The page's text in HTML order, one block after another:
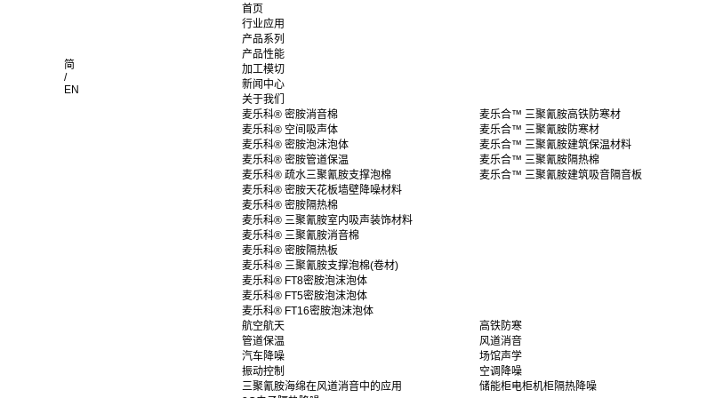
简
/
EN
首页
行业应用
产品系列
产品性能
加工模切
新闻中心
关于我们
麦乐科® 密胺消音棉
麦乐科® 空间吸声体
麦乐科® 密胺泡沫泡体
麦乐科® 密胺管道保温
麦乐科® 疏水三聚氰胺支撑泡棉
麦乐科® 密胺天花板墙壁降噪材料
麦乐科® 密胺隔热棉
麦乐科® 三聚氰胺室内吸声装饰材料
麦乐科® 三聚氰胺消音棉
麦乐科® 密胺隔热板
麦乐科® 三聚氰胺支撑泡棉(卷材)
麦乐科® FT8密胺泡沫泡体
麦乐科® FT5密胺泡沫泡体
麦乐科® FT16密胺泡沫泡体
麦乐合™ 三聚氰胺高铁防寒材
麦乐合™ 三聚氰胺防寒材
麦乐合™ 三聚氰胺建筑保温材料
麦乐合™ 三聚氰胺隔热棉
麦乐合™ 三聚氰胺建筑吸音隔音板
航空航天 高铁防寒
管道保温
风道消音
汽车降噪
场馆声学
振动控制
空调降噪
三聚氰胺海绵在风道消音中的应用
储能柜电柜机柜隔热降噪